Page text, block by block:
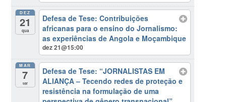
DEZ
21
qua
Defesa de Tese: Contribuições
africanas para o ensino do Jornalismo:
as experiências de Angola e Moçambique
dez 21@15:00
MAR
7
ter
Defesa de Tese: “JORNALISTAS EM
ALIANÇA – Tecendo redes de proteção e
resistência na formulação de uma